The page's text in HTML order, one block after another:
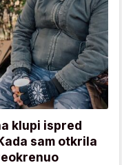
klupi ispred
sam otkrila